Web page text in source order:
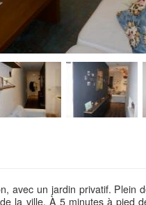
avec un jardin privatif. Plein
la ville. À 5 minutes à pied